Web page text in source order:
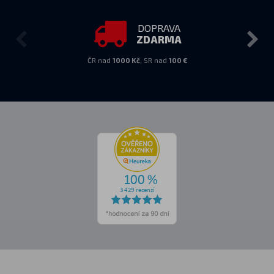
DOPRAVA
ZDARMA
ČR nad 1000 Kč, SR nad 100 €